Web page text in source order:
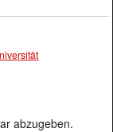
abzugeben.